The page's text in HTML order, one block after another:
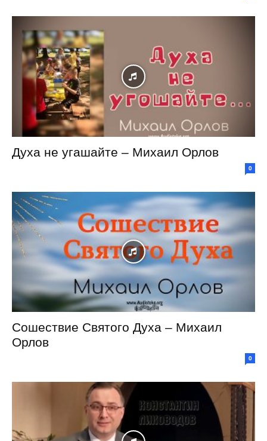
Духа не угашайте – Михаил Орлов
0
Сошествие Святого Духа – Михаил
Орлов
0